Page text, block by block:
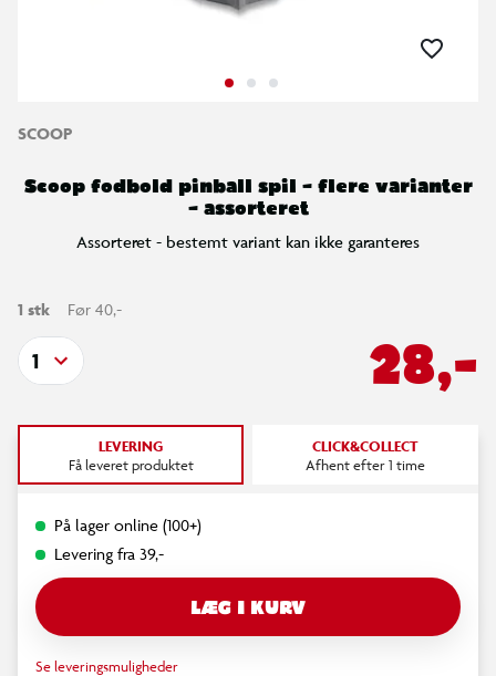
SCOOP
Scoop fodbold pinball spil – flere varianter
– assorteret
Assorteret - bestemt variant kan ikke garanteres
1 stk Før 40,-
28,-
1
LEVERING
Få leveret produktet
CLICK&COLLECT
Afhent efter 1 time
På lager online (100+)
Levering fra 39,-
LÆG I KURV
Se leveringsmuligheder